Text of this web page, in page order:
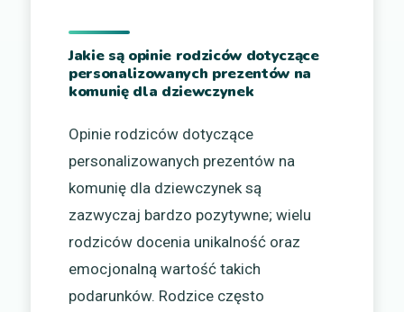
Jakie są opinie rodziców dotyczące
personalizowanych prezentów na
komunię dla dziewczynek
Opinie rodziców dotyczące
personalizowanych prezentów na
komunię dla dziewczynek są
zazwyczaj bardzo pozytywne; wielu
rodziców docenia unikalność oraz
emocjonalną wartość takich
podarunków. Rodzice często